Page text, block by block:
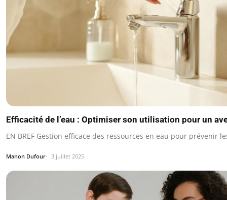
Efficacité de l’eau : Optimiser son utilisation pour un
EN BREF Gestion efficace des ressources en eau pour prévenir
Manon Dufour 3 juillet 2025